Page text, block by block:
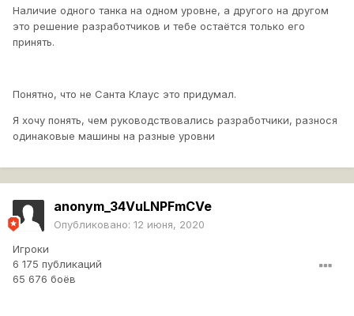
Наличие одного танка на одном уровне, а другого на другом
это решение разработчиков и тебе остаётся только его
принять.
Понятно, что не Санта Клаус это придумал.
Я хочу понять, чем руководствовались разработчики, разнося
одинаковые машины на разные уровни
anonym_34VuLNPFmCVe
Опубликовано: 12 июня, 2020
Игроки
6 175 публикаций
65 676 боёв